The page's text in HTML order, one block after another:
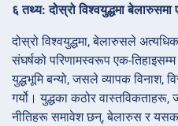
६ तथ्य: दोस्रो विश्वयुद्धमा
दोस्रो विश्वयुद्धमा, बेलारुसले
संघर्षको परिणामस्वरूप एक-
युद्धभूमि बन्यो, जसले व्यापक विनाश,
गर्यो। युद्धका कठोर
नीतिहरू समावेश छन्, बेलारुस र यसका